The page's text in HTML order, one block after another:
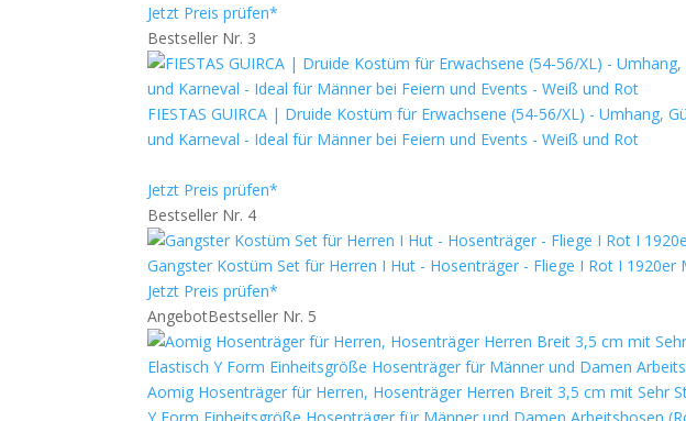
Jetzt Preis prüfen*
Bestseller Nr. 3
FIESTAS GUIRCA | Druide Kostüm für Erwachsene (54-56/XL) - Umhang,
und Karneval - Ideal für Männer bei Feiern und Events - Weiß und Rot
Jetzt Preis prüfen*
Bestseller Nr. 4
Gangster Kostüm Set für Herren I Hut - Hosenträger - Fliege I Rot I 1920er
Jetzt Preis prüfen*
AngebotBestseller Nr. 5
Aomig Hosenträger für Herren, Hosenträger Herren Breit 3,5 cm mit Sehr